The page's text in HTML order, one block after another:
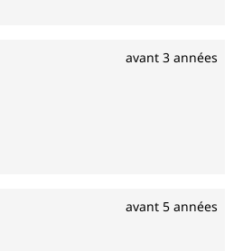
avant 3 années
avant 5 années